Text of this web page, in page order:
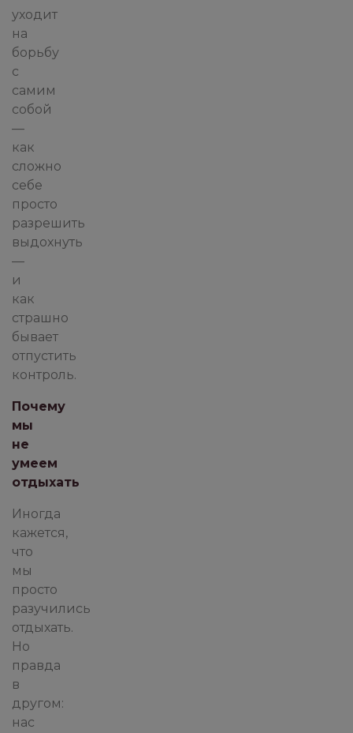
уходит
на
борьбу
с
самим
собой
—
как
сложно
себе
просто
разрешить
выдохнуть
—
и
как
страшно
бывает
отпустить
контроль.
Почему
мы
не
умеем
отдыхать
Иногда
кажется,
что
мы
просто
разучились
отдыхать.
Но
правда
в
другом:
нас